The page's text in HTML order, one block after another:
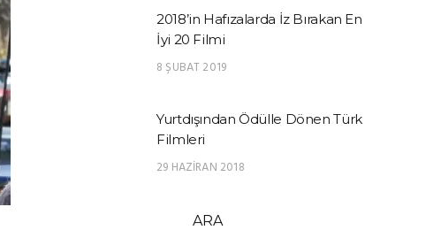
2018’in Hafızalarda İz Bırakan En
İyi 20 Filmi
8 ŞUBAT 2019
Yurtdışından Ödülle Dönen Türk
Filmleri
29 HAZIRAN 2018
ARA